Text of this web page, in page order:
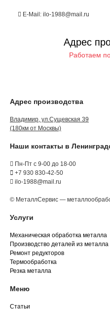
E-Mail: ilo-1988@mail.ru
Адрес
Работаем
Адрес производства
Владимир, ул.Сущевская 39
(180км от Москвы)
Наши контакты в
Пн-Пт с 9-00 до 18-00
+7 930 830-42-50
ilo-1988@mail.ru
© МеталлСервис —
Услуги
Механическая обработка металла
Производство деталей из металла
Ремонт редукторов
Термообработка
Резка металла
Меню
Статьи